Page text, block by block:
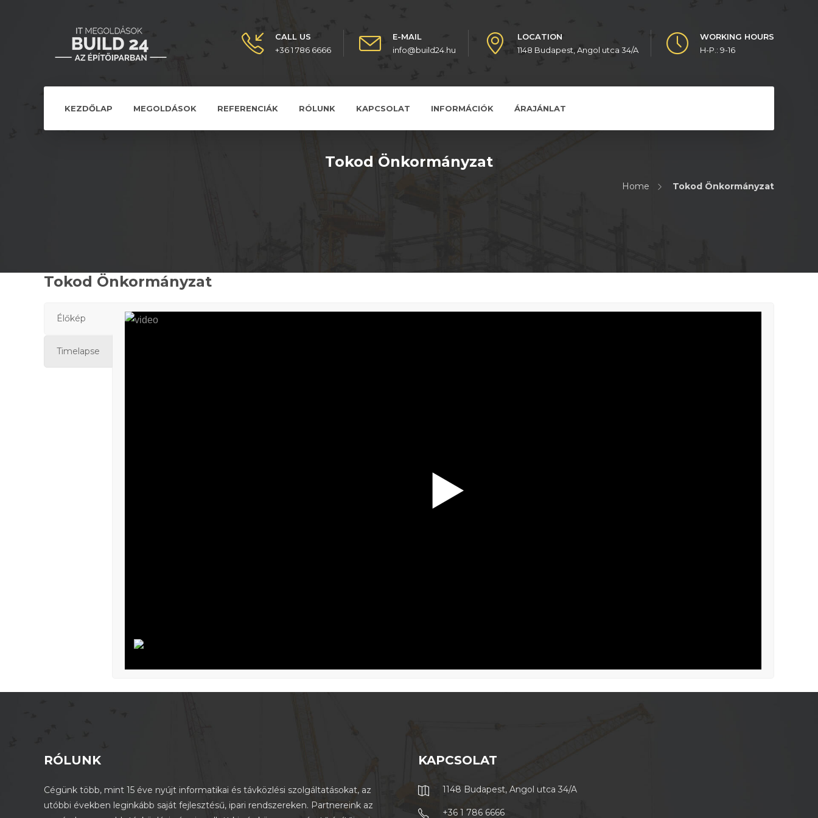
CALL US
+36 1 786 6666
E-MAIL
info@build24.hu
LOCATION
1148 Budapest, Angol utca 34/A
WORKING HOURS
H-P.: 9-16
KEZDŐLAP MEGOLDÁSOK REFERENCIÁK RÓLUNK KAPCSOLAT INFORMÁCIÓK ÁRAJÁNLAT
Tokod Önkormányzat
Home Tokod Önkormányzat
Tokod Önkormányzat
Élőkép
Timelapse
RÓLUNK
Cégünk több, mint 15 éve nyújt informatikai és távközlési szolgáltatásokat, az
utóbbi években leginkább saját fejlesztésű, ipari rendszereken. Partnereink az
KAPCSOLAT
1148 Budapest, Angol utca 34/A
+36 1 786 6666